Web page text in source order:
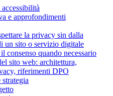
e approfondimenti
la privacy sin dalla
un sito o servizio digitale
consenso quando necessario
sito web: architettura,
riferimenti DPO